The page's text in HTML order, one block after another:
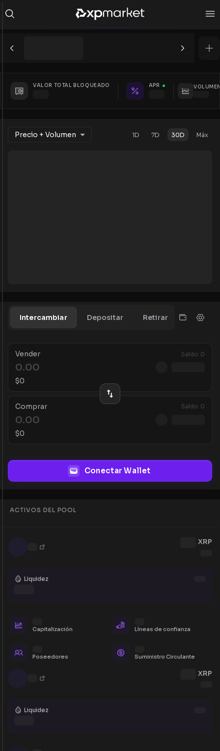
VALOR TOTAL BLOQUEADO APR
Precio + Volumen 1D 7D 30D Máx
Intercambiar Depositar Retirar
Vender Saldo 0
$0
Comprar Saldo 0
$0
Conectar Wallet
ACTIVOS DEL POOL
XRP
Liquidez
Capitalización Líneas de confianza
Poseedores Suministro Circulante
XRP
Liquidez